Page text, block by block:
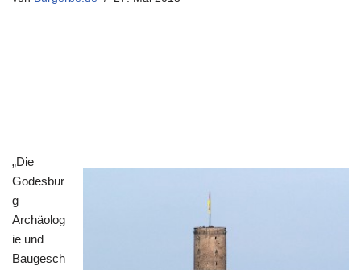
„Die
Godesbur
g –
Archäolog
ie und
Baugesch